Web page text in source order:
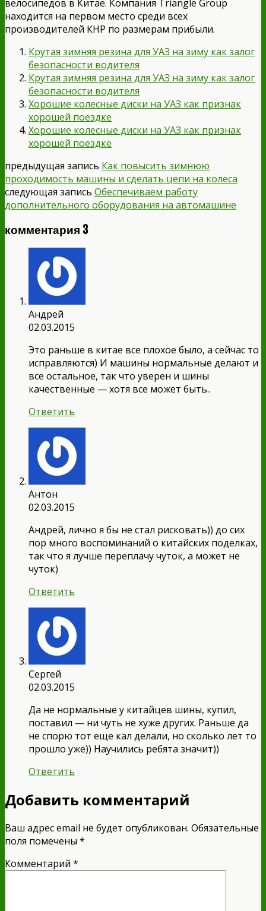
велосипедов в Китае. Компания Triangle Group
находится на первом место среди всех
производителей КНР по размерам прибыли.
Крутая зимняя резина для УАЗ на зиму как залог
безопасности водителя
Крутая зимняя резина для УАЗ на зиму как залог
безопасности водителя
Хорошие колесные диски на УАЗ как признак
хорошей поездке
Хорошие колесные диски на УАЗ как признак
хорошей поездке
предыдущая запись Как повысить зимнюю
проходимость машины и сделать цепи на колеса
следующая запись Обеспечиваем работу
дополнительного оборудования на автомашине
комментария 3
Андрей
02.03.2015
Это раньше в китае все плохое было, а сейчас то
исправляются) И машины нормальные делают и
все остальное, так что уверен и шины
качественные — хотя все может быть..
Ответить
Антон
02.03.2015
Андрей, лично я бы не стал рисковать)) до сих
пор много воспоминаний о китайских поделках,
так что я лучше переплачу чуток, а может не
чуток)
Ответить
Сергей
02.03.2015
Да не нормальные у китайцев шины, купил,
поставил — ни чуть не хуже других. Раньше да
не спорю тот еще кал делали, но сколько лет то
прошло уже)) Научились ребята значит))
Ответить
Добавить комментарий
Ваш адрес email не будет опубликован. Обязательные
поля помечены *
Комментарий *